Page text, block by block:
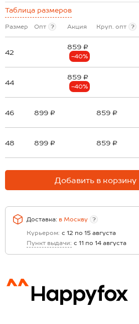
Таблица размеров
Размер Опт ? Акция Круп. опт ?
42
859 ₽
-40%
44
859 ₽
-40%
46 899 ₽ 859 ₽
48 899 ₽ 859 ₽
Добавить в корзину
Доставка: в Москву
?
Курьером: с 12 по 15 августа
Пункт выдачи: с 11 по 14 августа